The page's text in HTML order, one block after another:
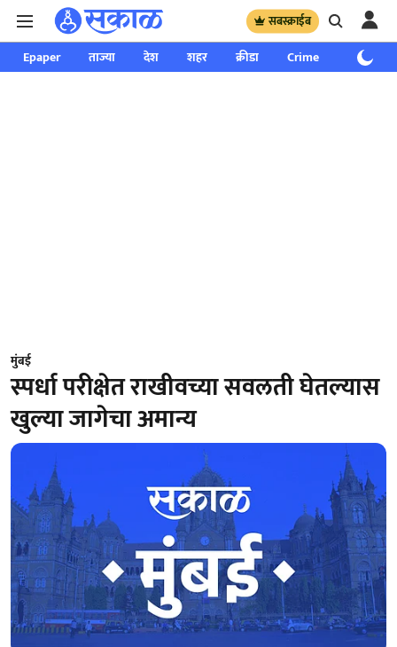
सबस्क्राईब
Epaper ताज्या देश शहर क्रीडा Crime साप्ताहिक
मुंबई
स्पर्धा परीक्षेत राखीवच्या सवलती घेतल्यास
खुल्या जागेचा अमान्य